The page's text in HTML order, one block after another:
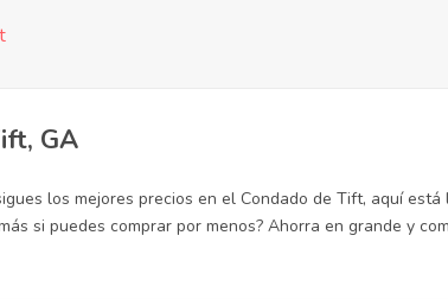
GA
los mejores precios en el Condado de Tift, aquí
si puedes comprar por menos? Ahorra en grande y